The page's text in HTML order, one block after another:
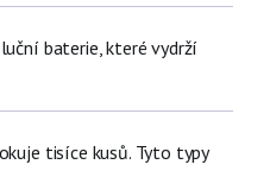
baterie, které vydrží
tisíce kusů. Tyto typy